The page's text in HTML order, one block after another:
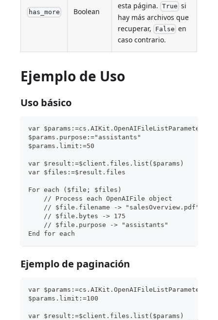
has_more Boolean
esta página. True si
hay más archivos que
recuperar, False en
caso contrario.
Ejemplo de Uso
Uso básico
var
$params.purpose:="assistants"
$params.limit:=50
var $result:=$client.files.list($params)
var $files:=$result.files
For each ($file; $files)
    // Process each OpenAIFile object
    // $file.filename -> "salesOverview.pdf"
    // $file.bytes -> 175
    // $file.purpose -> "assistants"
End for each
Ejemplo de paginación
var
$params.limit:=100
var $result:=$client.files.list($params)